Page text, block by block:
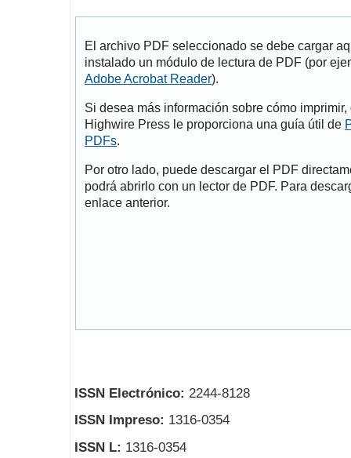
El archivo PDF seleccionado se debe cargar
instalado un módulo de lectura de PDF (por
Adobe Acrobat Reader).
Si desea más información sobre cómo
Highwire Press le proporciona una guía útil de
PDFs.
Por otro lado, puede descargar el PDF
podrá abrirlo con un lector de PDF. Para
enlace anterior.
ISSN Electrónico: 2244-8128
ISSN Impreso: 1316-0354
ISSN L: 1316-0354